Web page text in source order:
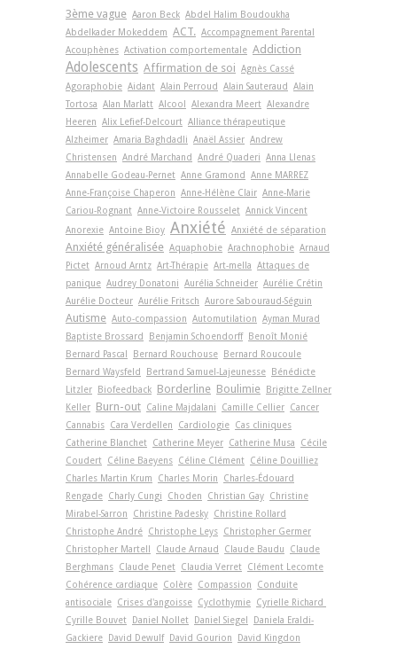
3ème vague Aaron Beck Abdel Halim Boudoukha
Abdelkader Mokeddem ACT. Accompagnement Parental
Acouphènes Activation comportementale Addiction
Adolescents Affirmation de soi Agnès Cassé
Agoraphobie Aidant Alain Perroud Alain Sauteraud
Alain
Tortosa Alan Marlatt Alcool Alexandra Meert Alexandre
Heeren Alix Lefief-Delcourt Alliance thérapeutique
Alzheimer Amaria Baghdadli Anaël Assier Andrew
Christensen André Marchand André Quaderi Anna Llenas
Annabelle Godeau-Pernet Anne Gramond
Anne MARREZ
Anne-Françoise Chaperon Anne-Hélène Clair Anne-Marie
Cariou-Rognant Anne-Victoire Rousselet Annick Vincent
Anorexie Antoine Bioy Anxiété Anxiété de séparation
Anxiété généralisée Aquaphobie Arachnophobie Arnaud
Pictet Arnoud Arntz Art-Thérapie Art-­mella Attaques de
panique Audrey Donatoni Aurélia Schneider Aurélie Crétin
Aurélie Docteur Aurélie Fritsch Aurore Sabouraud-Séguin
Autisme Auto-compassion Automutilation Ayman Murad
Baptiste Brossard
Benjamin Schoendorff
Benoît Monié
Bernard Pascal
Bernard Rouchouse
Bernard Roucoule
Bernard Waysfeld
Bertrand Samuel-Lajeunesse
Bénédicte
Litzler
Biofeedback Borderline Boulimie
Brigitte Zellner
Keller Burn-out Caline Majdalani Camille Cellier Cancer
Cannabis Cara Verdellen Cardiologie Cas cliniques
Catherine Blanchet Catherine Meyer Catherine Musa
Cécile
Coudert Céline Baeyens Céline Clément Céline Douilliez
Charles Martin Krum
Charles Morin
Charles-Édouard
Rengade Charly Cungi Choden Christian Gay Christine
Mirabel-Sarron
Christine Padesky Christine Rollard
Christophe André Christophe Leys Christopher Germer
Christopher Martell
Claude Arnaud Claude Baudu
Claude
Berghmans Claude Penet Claudia Verret Clément Lecomte
Cohérence cardiaque Colère Compassion
Conduite
antisociale Crises d'angoisse Cyclothymie Cyrielle Richard
Cyrille Bouvet
Daniel Nollet Daniel Siegel
Daniela Eraldi-
Gackiere
David Dewulf David Gourion
David Kingdon